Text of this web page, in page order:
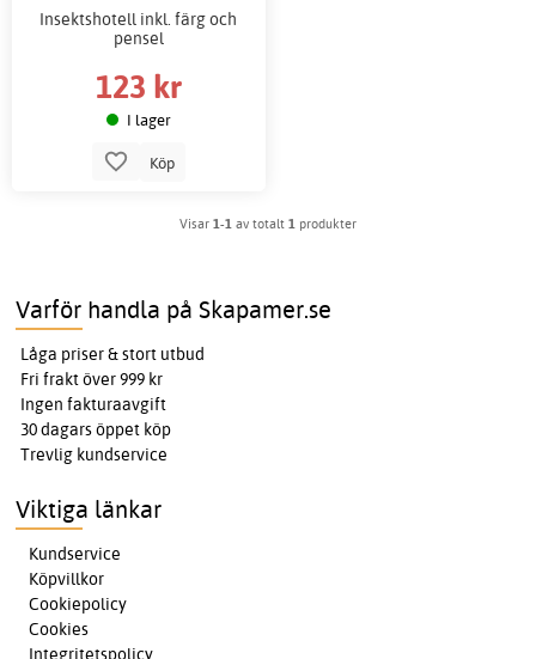
Insektshotell inkl. färg och
pensel
123 kr
I lager
Köp
Visar 1-1 av totalt 1 produkter
Varför handla på Skapamer.se
Låga priser & stort utbud
Fri frakt över 999 kr
Ingen fakturaavgift
30 dagars öppet köp
Trevlig kundservice
Viktiga länkar
Kundservice
Köpvillkor
Cookiepolicy
Cookies